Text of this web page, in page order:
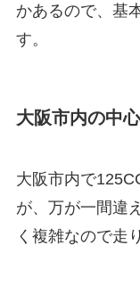
かあるので、基
す。
大阪市内の中
大阪市内で
が、万が一間違
く複雑なので走